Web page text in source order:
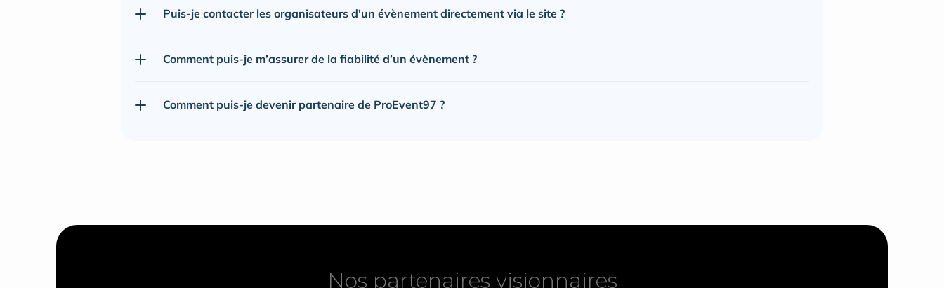
Puis-je contacter les organisateurs d'un évènement directement via le site ?
Comment puis-je m’assurer de la fiabilité d’un évènement ?
Comment puis-je devenir partenaire de ProEvent97 ?
Nos partenaires visionnaires
Nos partenaires visionnaires